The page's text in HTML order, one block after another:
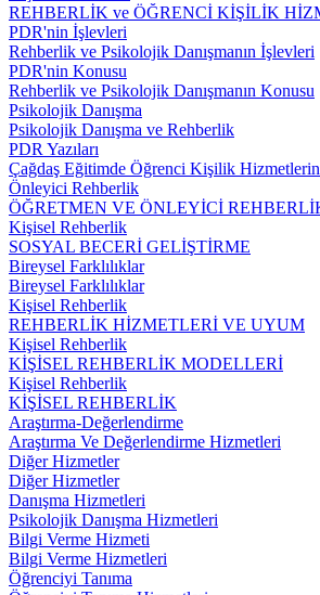
REHBERLİK ve ÖĞRENCİ KİŞİLİK
PDR'nin İşlevleri
Rehberlik ve Psikolojik Danışmanın İşlevleri
PDR'nin Konusu
Rehberlik ve Psikolojik Danışmanın Konusu
Psikolojik Danışma
Psikolojik Danışma ve Rehberlik
PDR Yazıları
Çağdaş Eğitimde Öğrenci Kişilik
Önleyici Rehberlik
ÖĞRETMEN VE ÖNLEYİCİ
Kişisel Rehberlik
SOSYAL BECERİ GELİŞTİRME
Bireysel Farklılıklar
Bireysel Farklılıklar
Kişisel Rehberlik
REHBERLİK HİZMETLERİ VE UYUM
Kişisel Rehberlik
KİŞİSEL REHBERLİK MODELLERİ
Kişisel Rehberlik
KİŞİSEL REHBERLİK
Araştırma-Değerlendirme
Araştırma Ve Değerlendirme Hizmetleri
Diğer Hizmetler
Diğer Hizmetler
Danışma Hizmetleri
Psikolojik Danışma Hizmetleri
Bilgi Verme Hizmeti
Bilgi Verme Hizmetleri
Öğrenciyi Tanıma